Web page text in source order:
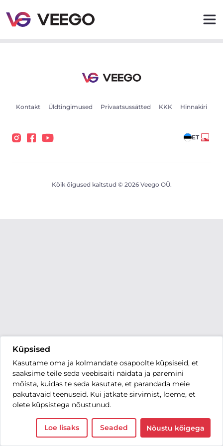
Küpsised
Kasutame oma ja kolmandate osapoolte küpsiseid, et
saaksime teile seda veebisaiti näidata ja paremini
mõista, kuidas te seda kasutate, et parandada meie
pakutavaid teenuseid. Kui jätkate sirvimist, loeme, et
olete küpsistega nõustunud.
Loe lisaks Seaded Nõustu kõigega
Kontakt Üldtingimused Privaatsussätted KKK Hinnakiri
ET
Kõik õigused kaitstud © 2026 Veego OÜ.